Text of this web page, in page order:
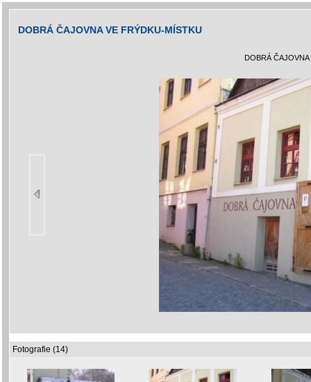
DOBRÁ ČAJOVNA VE FRÝDKU-MÍSTKU
DOBRÁ
Fotografie (14)